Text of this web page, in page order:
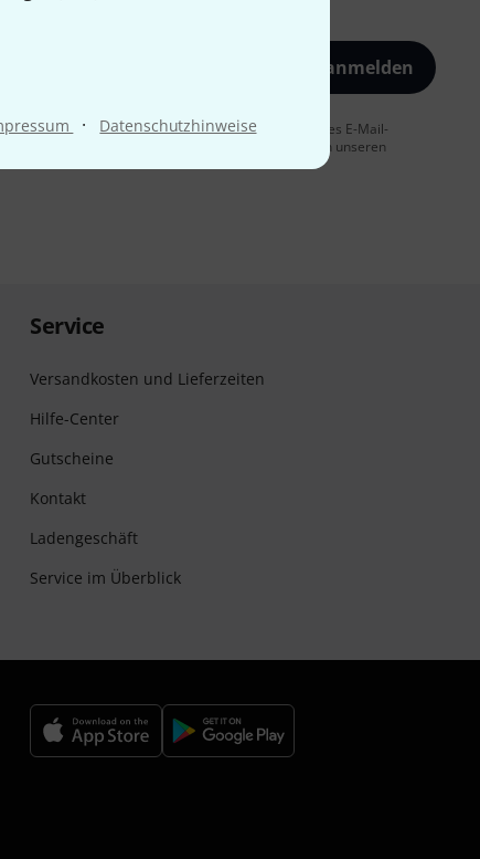
· Datenschutzhinweise
Jetzt anmelden
dem Erhalt von E-Mail-Werbung und einer Messung des E-Mail-
möglich. Weitere Informationen finden Sie in unseren
Service
Versandkosten und Lieferzeiten
Hilfe-Center
Gutscheine
Kontakt
Ladengeschäft
Service im Überblick